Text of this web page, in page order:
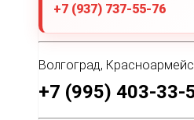
+7 (937) 737-55-76
Волгоград,
+7 (995) 403-33-